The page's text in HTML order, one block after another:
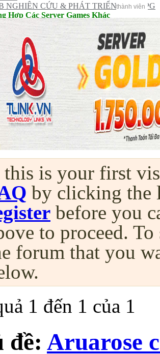
thành viên
NGHIÊN CỨU & PHÁT TRIỂN MMORPG
Hợp Các Server Games Khác
Online
có ai còn chơi?
is your first
by clicking the
before you
to proceed.
forum that you
1 đến 1 của 1
đề: Aruarose